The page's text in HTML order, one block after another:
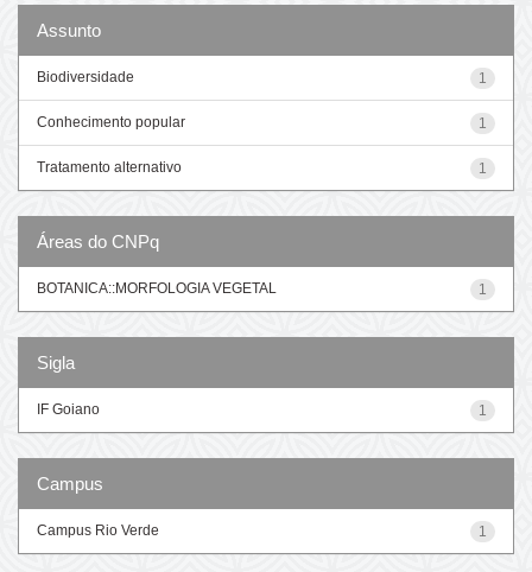
Assunto
1
Biodiversidade
1
Conhecimento popular
1
Tratamento alternativo
Áreas do CNPq
1
BOTANICA::MORFOLOGIA VEGETAL
Sigla
1
IF Goiano
Campus
1
Campus Rio Verde